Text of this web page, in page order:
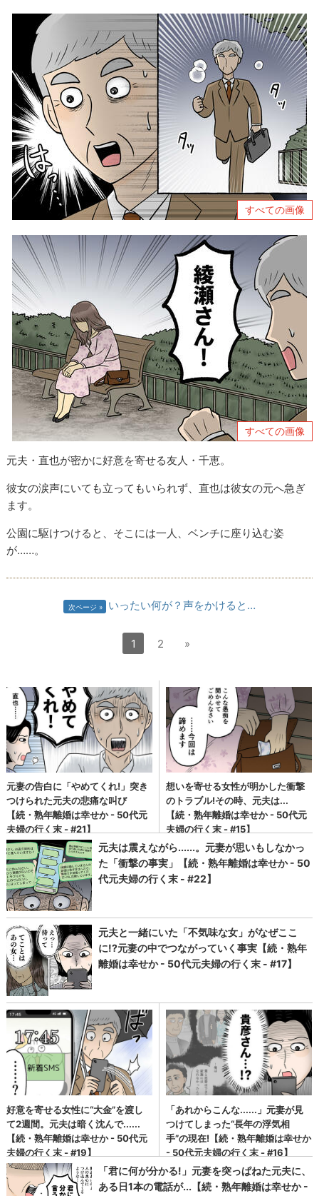
すべての画像
すべての画像
元夫・直也が密かに好意を寄せる友人・千恵。
彼女の涙声にいても立ってもいられず、直也は彼女の元へ急ぎ
ます。
公園に駆けつけると、そこには一人、ベンチに座り込む姿
が……。
次ページ いったい何が？声をかけると…
1 2 »